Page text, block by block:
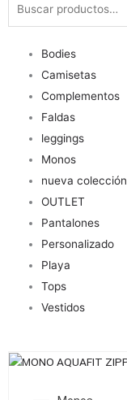
por:
Bodies
Camisetas
Complementos
Faldas
leggings
Monos
nueva colección
OUTLET
Pantalones
Personalizado
Playa
Tops
Vestidos